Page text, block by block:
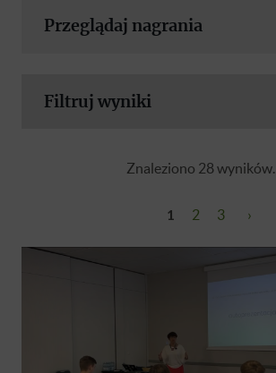
Przeglądaj nagrania
Filtruj wyniki
Znaleziono 28 wyników.
1 2 3 ›